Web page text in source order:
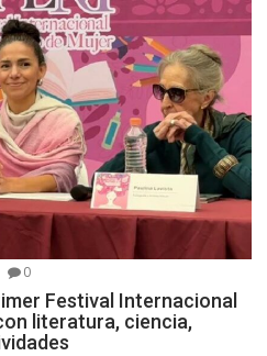
0
Festival Internacional
literatura, ciencia,